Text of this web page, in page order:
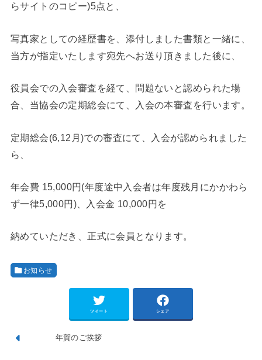
らサイトのコピー)5点と、
写真家としての経歴書を、添付しました書類と一緒に、
当方が指定いたします宛先へお送り頂きました後に、
役員会での入会審査を経て、問題ないと認められた場
合、当協会の定期総会にて、入会の本審査を行います。
定期総会(6,12月)での審査にて、入会が認められました
ら、
年会費 15,000円(年度途中入会者は年度残月にかかわら
ず一律5,000円)、入会金 10,000円を
納めていただき、正式に会員となります。
お知らせ
ツイート シェア
年賀のご挨拶